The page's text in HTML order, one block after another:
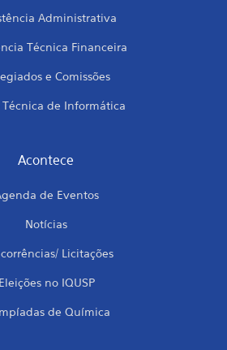
Administrativa
Técnica Financeira
e Comissões
Técnica de Informática
Acontece
de Eventos
Notícias
Licitações
Eleições no IQUSP
de Química